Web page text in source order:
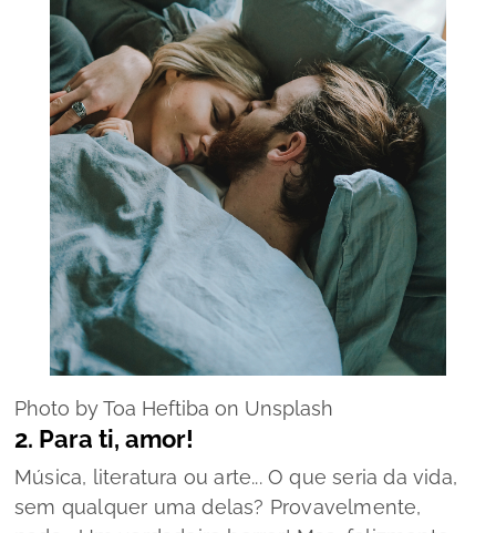
Photo by Toa Heftiba on Unsplash
2. Para ti, amor!
Música, literatura ou arte... O que seria da vida,
sem qualquer uma delas? Provavelmente,